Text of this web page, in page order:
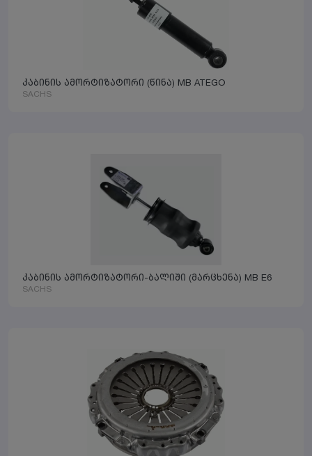
კაბინის ამორტიზატორი (წინა) MB ATEGO
SACHS
კაბინის ამორტიზატორი-ბალიში (მარცხენა) MB E6
SACHS